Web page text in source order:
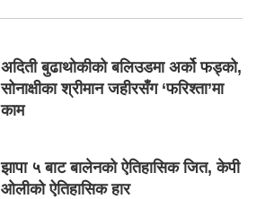
अदिती बुढाथोकीको बलिउडमा अर्को फड्को,
सोनाक्षीका श्रीमान जहीरसँग ‘फरिश्ता’मा
काम
झापा ५ बाट बालेनको ऐतिहासिक जित, केपी
ओलीको ऐतिहासिक हार